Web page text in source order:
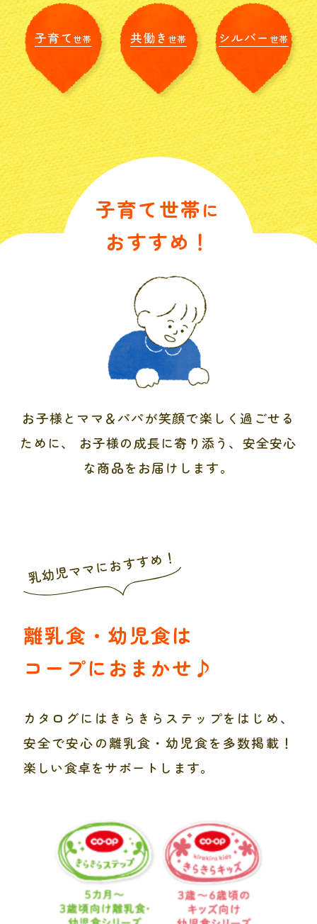
子育て 世帯 共働き世帯 シルバー 世帯
子育て世帯に
おすすめ！
お子様とママ＆パパが笑顔で楽しく過ごせる
ために、
お子様の成長に寄り添う、安全安心
な商品をお届けします。
乳幼児ママにおすすめ！
離乳食・幼児食は
コープにおまかせ♪
カタログにはきらきらステップをはじめ、
安全で安心の離乳食・幼児食を多数掲載！
楽しい食卓をサポートします。